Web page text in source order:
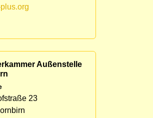
Außenstelle
23